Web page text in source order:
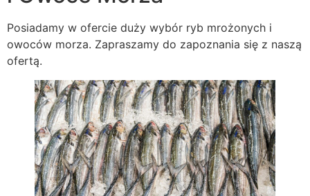
Posiadamy w ofercie duży wybór ryb mrożonych i
owoców morza. Zapraszamy do zapoznania się z naszą
ofertą.